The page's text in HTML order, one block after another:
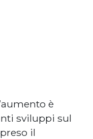
è
sviluppi sul
il